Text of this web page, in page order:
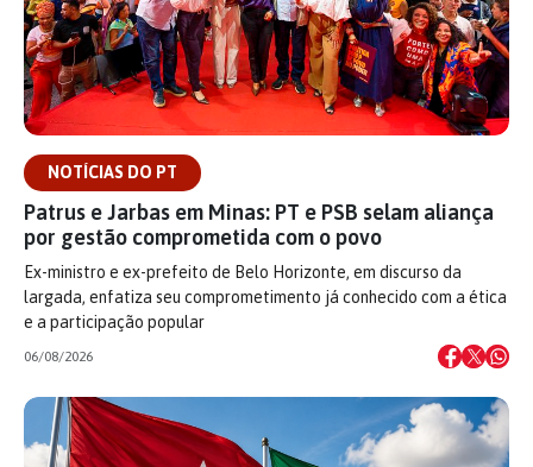
NOTÍCIAS DO PT
Patrus e Jarbas em Minas: PT e PSB selam aliança
por gestão comprometida com o povo
Ex-ministro e ex-prefeito de Belo Horizonte, em discurso da
largada, enfatiza seu comprometimento já conhecido com a ética
e a participação popular
06/08/2026